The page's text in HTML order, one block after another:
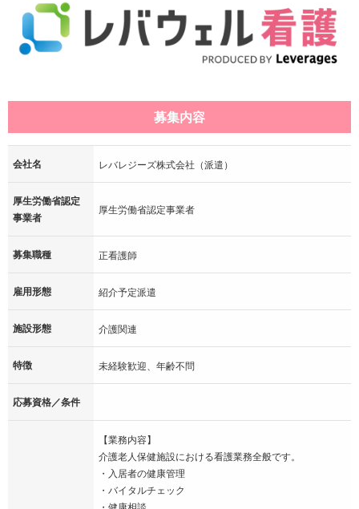
募集内容
会社名 レバレジーズ株式会社（派遣）
厚生労働省認定
事業者
厚生労働省認定事業者
募集職種 正看護師
雇用形態 紹介予定派遣
施設形態 介護関連
特徴 未経験歓迎、年齢不問
応募資格／条件
【業務内容】
介護老人保健施設における看護業務全般です。
・入居者の健康管理
・バイタルチェック
・健康相談